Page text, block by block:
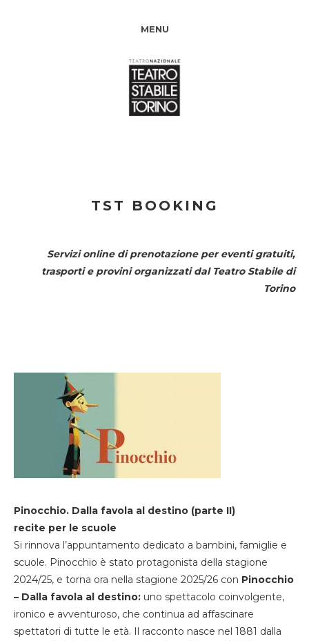
MENU
TST BOOKING
Servizi online di prenotazione per eventi gratuiti,
trasporti e provini organizzati dal Teatro Stabile di
Torino
Pinocchio. Dalla favola al destino (parte II)
recite per le scuole
Si rinnova l’appuntamento dedicato a bambini, famiglie e
scuole. Pinocchio è stato protagonista della stagione
2024/25, e torna ora nella stagione 2025/26 con Pinocchio
– Dalla favola al destino: uno spettacolo coinvolgente,
ironico e avventuroso, che continua ad affascinare
spettatori di tutte le età. Il racconto nasce nel 1881 dalla